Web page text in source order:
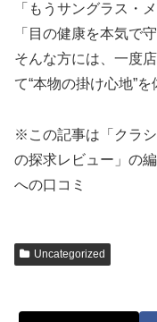
「もうサングラス・
「目の健康を本気で
そんな方には、一度
て“本物の掛け心地”
※この記事は「クラ
の探求レビュー」の
への口コミ
Uncategorized